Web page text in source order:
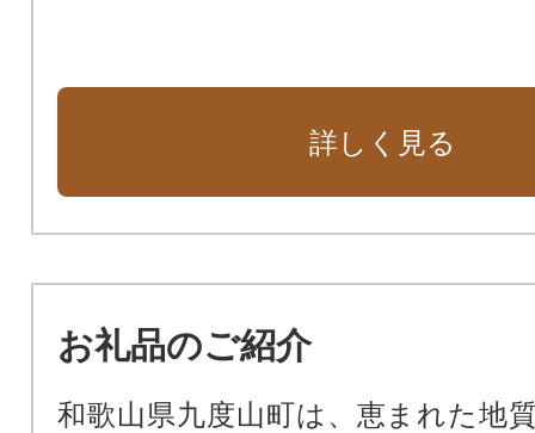
詳しく見る
お礼品のご紹介
和歌山県九度山町は、恵まれた地